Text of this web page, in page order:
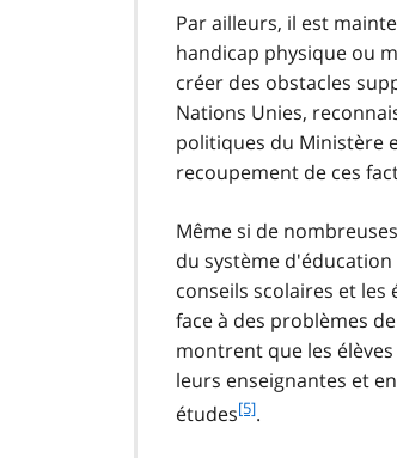
Par ailleurs, il est
handicap physique ou
créer des obstacles
Nations Unies,
politiques du Ministère
recoupement de ces
Même si de
du système
conseils scolaires et
face à des problèmes
montrent que les
leurs enseignantes et
étudesf[5].